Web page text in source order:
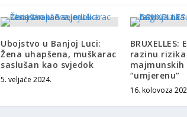
Ubojstvo u Banjoj Luci:
Žena uhapšena, muškarac
saslušan kao svjedok
5. veljače 2024.
BRUXELLES:
razinu rizika
“umjerenu”
16. kolovoza